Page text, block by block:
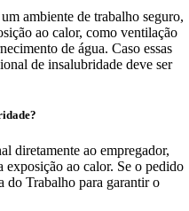
ambiente de trabalho seguro,
ao calor, como ventilação
de água. Caso essas
de insalubridade deve ser
diretamente ao empregador,
exposição ao calor. Se o pedido
do Trabalho para garantir o